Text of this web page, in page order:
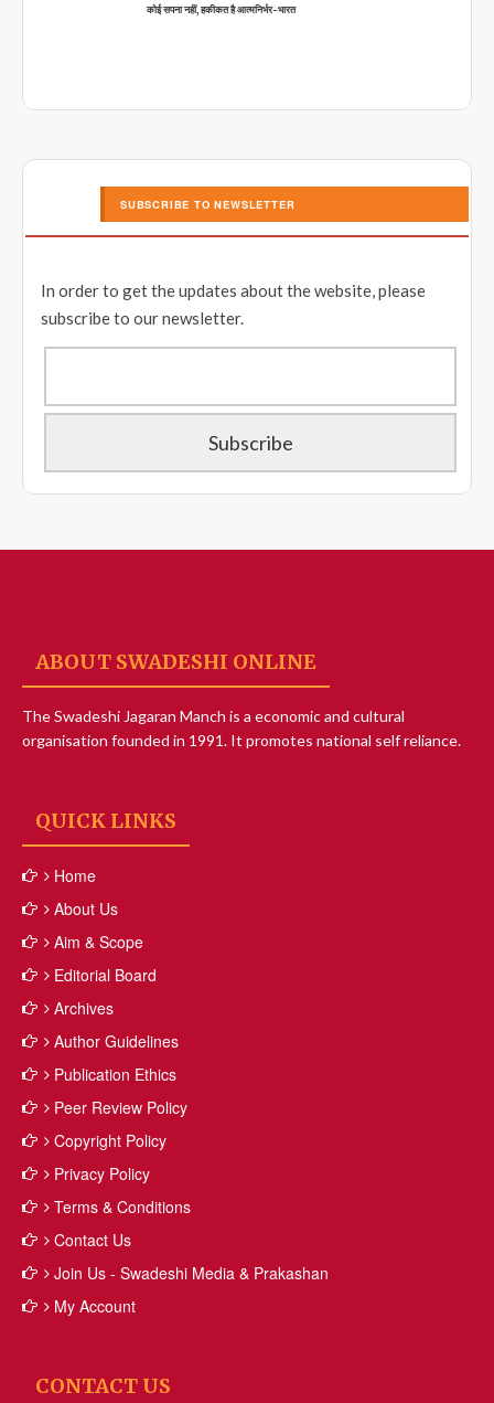
कोई सपना नहीं, हकीकत है आत्मनिर्भर-भारत
SUBSCRIBE TO NEWSLETTER
In order to get the updates about the website, please
subscribe to our newsletter.
ABOUT SWADESHI ONLINE
The Swadeshi Jagaran Manch is a economic and cultural
organisation founded in 1991. It promotes national self reliance.
QUICK LINKS
Home
About Us
Aim & Scope
Editorial Board
Archives
Author Guidelines
Publication Ethics
Peer Review Policy
Copyright Policy
Privacy Policy
Terms & Conditions
Contact Us
Join Us - Swadeshi Media & Prakashan
My Account
CONTACT US